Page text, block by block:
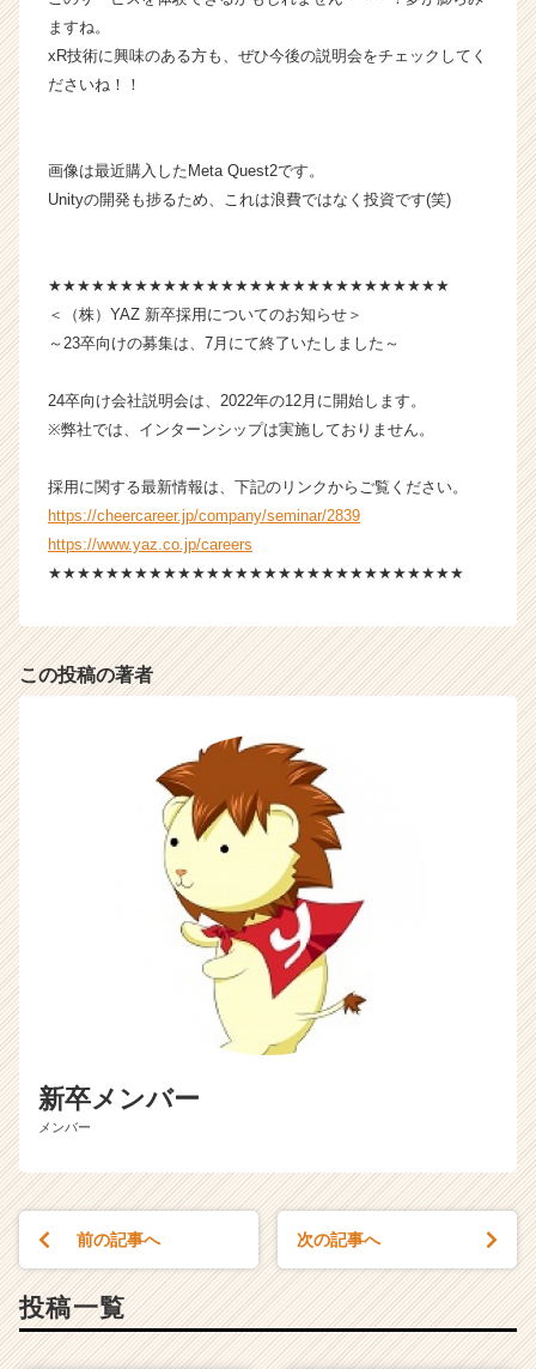
ますね。
xR技術に興味のある方も、ぜひ今後の説明会をチェックしてく
ださいね！！
画像は最近購入したMeta Quest2です。
Unityの開発も捗るため、これは浪費ではなく投資です(笑)
★★★★★★★★★★★★★★★★★★★★★★★★★★★★
＜（株）YAZ 新卒採用についてのお知らせ＞
～23卒向けの募集は、7月にて終了いたしました～
24卒向け会社説明会は、2022年の12月に開始します。
※弊社では、インターンシップは実施しておりません。
採用に関する最新情報は、下記のリンクからご覧ください。
https://cheercareer.jp/company/seminar/2839
https://www.yaz.co.jp/careers
★★★★★★★★★★★★★★★★★★★★★★★★★★★★★
この投稿の著者
新卒メンバー
メンバー
前の記事へ 次の記事へ
投稿一覧